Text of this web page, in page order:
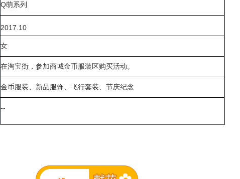
Q萌系列
2017.10
女
在淘宝街，参加商城金币服装区购买活动。
金币服装、新品服饰、飞行套装、节庆纪念
--